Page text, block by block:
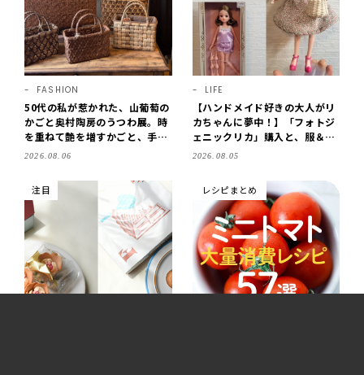
FASHION
50代の私が惹かれた、山葡萄の
かごと奥村陶房のうつわ展。時
を重ねて艶を増すかごと、手仕
事の美しさに出会いました。
2026.08.06
LIFE
【ハンドメイド好きの大人がリ
カちゃんに夢中！】「フォトジ
ェニックリカ」購入と、服＆ク
ローゼットの手づくり実例をご
2026.08.05
注目 レシピまとめ